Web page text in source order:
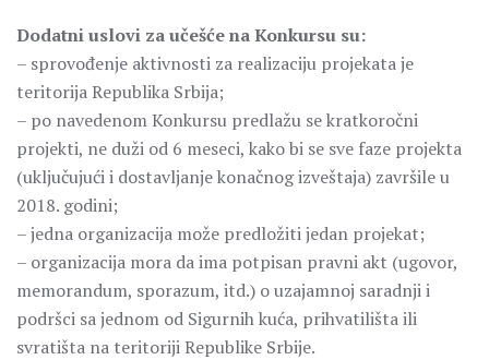
Dodatni uslovi za učešće na Konkursu su:
– sprovođenje aktivnosti za realizaciju projekata je
teritorija Republika Srbija;
– po navedenom Konkursu predlažu se kratkoročni
projekti, ne duži od 6 meseci, kako bi se sve faze projekta
(uključujući i dostavljanje konačnog izveštaja) završile u
2018. godini;
– jedna organizacija može predložiti jedan projekat;
– organizacija mora da ima potpisan pravni akt (ugovor,
memorandum, sporazum, itd.) o uzajamnoj saradnji i
podršci sa jednom od Sigurnih kuća, prihvatilišta ili
svratišta na teritoriji Republike Srbije.